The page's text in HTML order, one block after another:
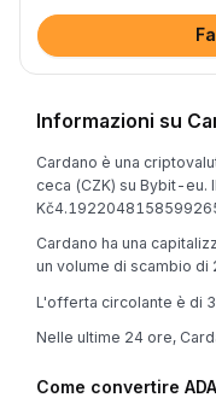
Informazioni su
Cardano è una
ceca (CZK) su Bybit-eu.
Cardano ha una
un volume di scambio di
L'offerta circolante è di
Nelle ultime 24 ore,
Come convertire